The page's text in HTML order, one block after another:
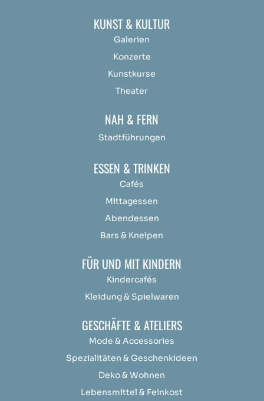
KUNST & KULTUR
Galerien
Konzerte
Kunstkurse
Theater
NAH & FERN
Stadtführungen
ESSEN & TRINKEN
Cafés
Mittagessen
Abendessen
Bars & Kneipen
FÜR UND MIT KINDERN
Kindercafés
Kleidung & Spielwaren
GESCHÄFTE & ATELIERS
Mode & Accessories
Spezialitäten & Geschenkideen
Deko & Wohnen
Lebensmittel & Feinkost